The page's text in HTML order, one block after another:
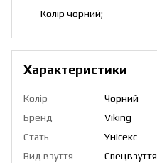
Колір чорний;
Характеристики
Колір
Чорний
Бренд
Viking
Стать
Унісекс
Вид взуття
Спецвзуття